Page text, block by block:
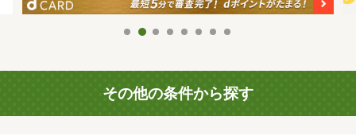
その他の条件から探す